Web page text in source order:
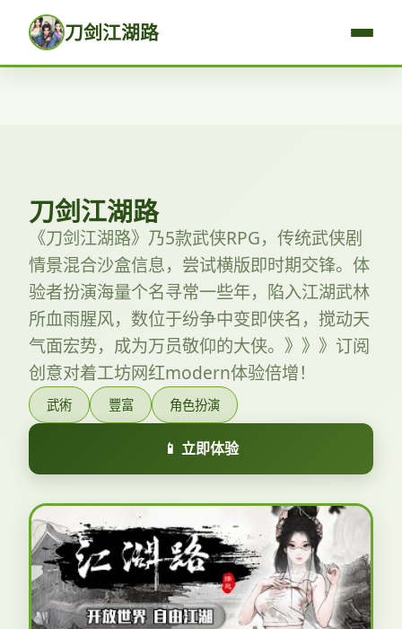
刀剑江湖路
刀剑江湖路
《刀剑江湖路》乃5款武侠RPG，传统武侠剧
情景混合沙盒信息，尝试横版即时期交锋。体
验者扮演海量个名寻常一些年，陷入江湖武林
所血雨腥风，数位于纷争中变即侠名，搅动天
气面宏势，成为万员敬仰的大侠。》》》订阅
创意对着工坊网红modern体验倍增！
武術 豐富 角色扮演
📱 立即体验